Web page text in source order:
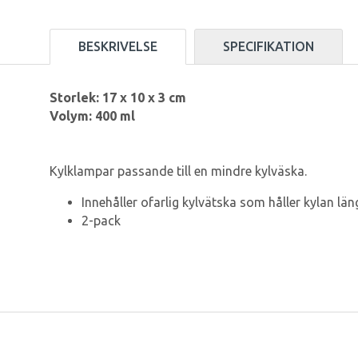
BESKRIVELSE SPECIFIKATION
Storlek: 17 x 10 x 3 cm
Volym: 400 ml
Kylklampar passande till en mindre kylväska.
Innehåller ofarlig kylvätska som håller kylan
2-pack